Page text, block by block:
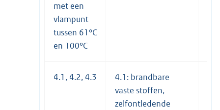
met een
vlampunt
tussen 61°C
en 100°C
4.1, 4.2, 4.3
4.1: brandbare
vaste stoffen,
zelfontledende